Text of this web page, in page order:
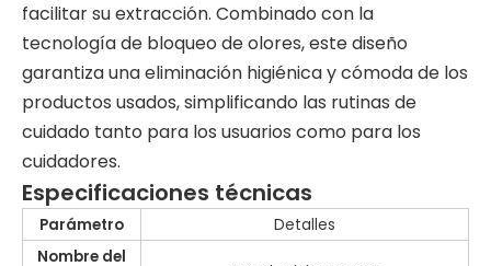
facilitar su extracción. Combinado con la
tecnología de bloqueo de olores, este diseño
garantiza una eliminación higiénica y cómoda de los
productos usados, simplificando las rutinas de
cuidado tanto para los usuarios como para los
cuidadores.
Especificaciones técnicas
Parámetro
Detalles
Nombre del